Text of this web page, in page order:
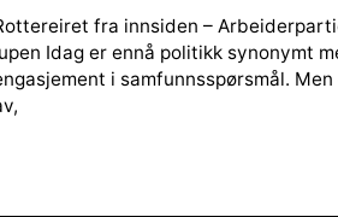
fra innsiden –
Idag er ennå politikk synonymt
i samfunnsspørsmål.